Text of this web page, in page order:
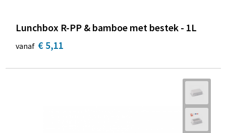
Lunchbox R-PP & bamboe met bestek - 1L
vanaf € 5,11